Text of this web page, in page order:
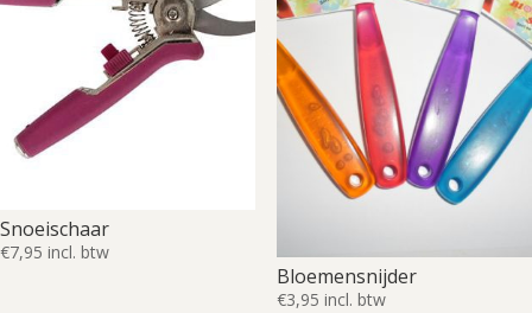
Snoeischaar
€7,95 incl. btw
Bloemensnijder
€3,95 incl. btw